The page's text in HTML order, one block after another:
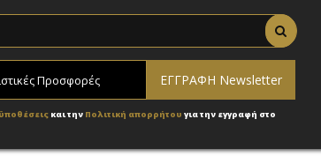
και την Πολιτική απορρήτουγια την εγγραφή στο